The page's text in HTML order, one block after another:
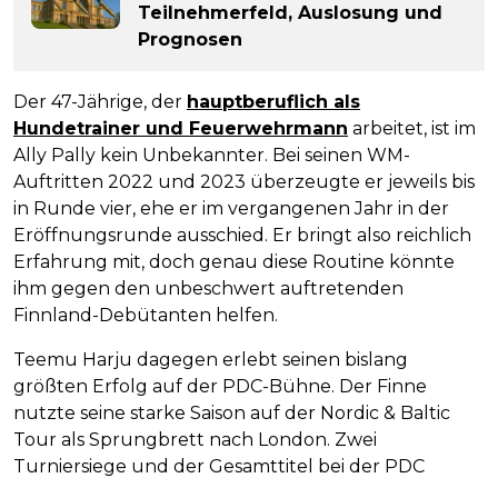
Teilnehmerfeld, Auslosung und
Prognosen
Der 47-Jährige, der hauptberuflich als
Hundetrainer und Feuerwehrmann arbeitet, ist im
Ally Pally kein Unbekannter. Bei seinen WM-
Auftritten 2022 und 2023 überzeugte er jeweils bis
in Runde vier, ehe er im vergangenen Jahr in der
Eröffnungsrunde ausschied. Er bringt also reichlich
Erfahrung mit, doch genau diese Routine könnte
ihm gegen den unbeschwert auftretenden
Finnland-Debütanten helfen.
Teemu Harju dagegen erlebt seinen bislang
größten Erfolg auf der PDC-Bühne. Der Finne
nutzte seine starke Saison auf der Nordic & Baltic
Tour als Sprungbrett nach London. Zwei
Turniersiege und der Gesamttitel bei der PDC